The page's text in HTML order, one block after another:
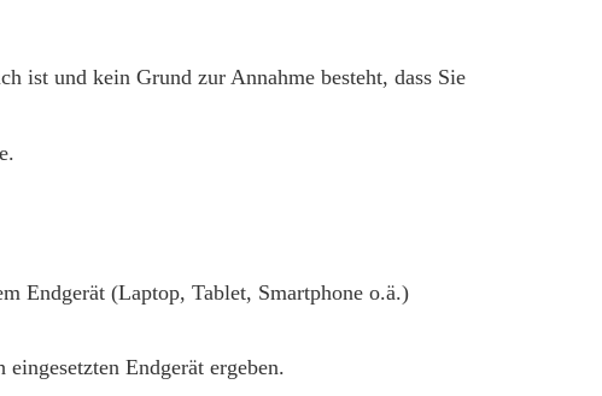
ist und kein Grund zur Annahme besteht, dass Sie
Endgerät (Laptop, Tablet, Smartphone o.ä.)
Endgerät ergeben.